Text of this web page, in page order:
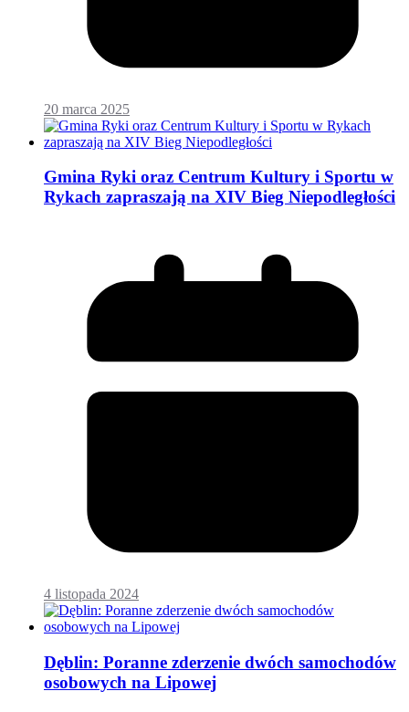
20 marca 2025
Gmina Ryki oraz Centrum Kultury i Sportu w
Rykach zapraszają na XIV Bieg Niepodległości
4 listopada 2024
Dęblin: Poranne zderzenie dwóch samochodów
osobowych na Lipowej